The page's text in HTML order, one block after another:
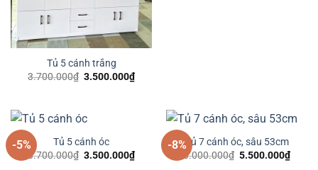
Tủ 5 cánh trắng
3.700.000₫ Giá
3.500.000₫Giá
hiện
3.500.000₫.
-5%
Tủ 5 cánh óc
3.700.000₫ Giá
3.500.000₫Giá
hiện
-8% Tủ 7 cánh óc, sâu 53cm
6.000.000₫ Giá
5.500.000₫Giá
hiện